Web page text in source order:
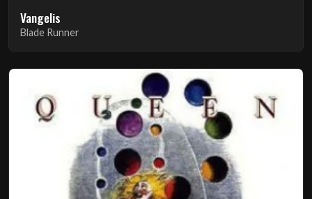
Vangelis
Blade Runner